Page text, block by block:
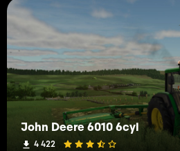
John Deere 6010 6cyl
4 422